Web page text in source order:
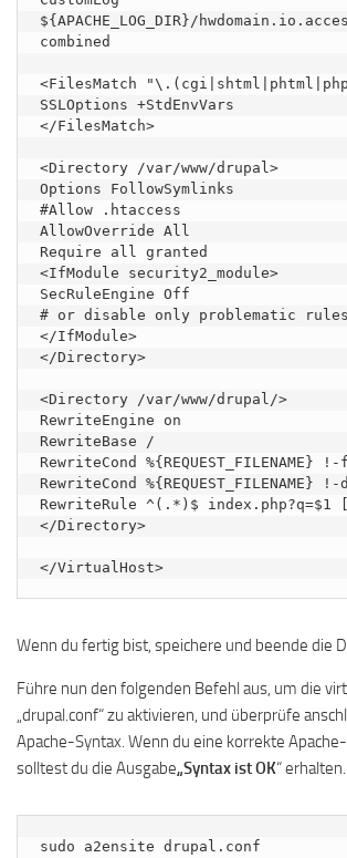
${APACHE_LOG_DIR}/
combined
<FilesMatch
SSLOptions +StdEnvVars
</FilesMatch>
<Directory /var/www/drupal>
Options FollowSymlinks
#Allow .htaccess
AllowOverride All
Require all granted
<IfModule security2_module>
SecRuleEngine Off
# or disable only problematic rules
</IfModule>
</Directory>
<Directory /var/www/drupal/>
RewriteEngine on
RewriteBase /
RewriteCond %{REQUEST_FILENAME} !-f
RewriteCond %{REQUEST_FILENAME} !-d
RewriteRule ^(.*)$ index.php?q=$1
</Directory>
</VirtualHost>
Wenn du fertig bist, speichere und beende die
Führe nun den folgenden Befehl aus, um die
„drupal.conf“ zu aktivieren, und überprüfe
Apache-Syntax. Wenn du eine korrekte
solltest du die Ausgabe„Syntax ist OK“ erhalten.
sudo a2ensite drupal.conf